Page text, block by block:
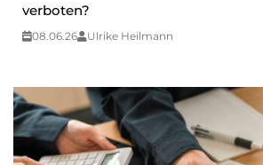
verboten?
08.06.26 Ulrike Heilmann